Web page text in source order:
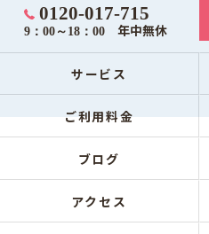
0120-017-715
9：00～18：00 年中無休
サービス
ご利用料金
ブログ
アクセス